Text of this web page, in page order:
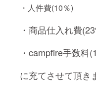
・人件費(10％)
・商品仕入れ費
・campfire手数料
に充てさせて頂き